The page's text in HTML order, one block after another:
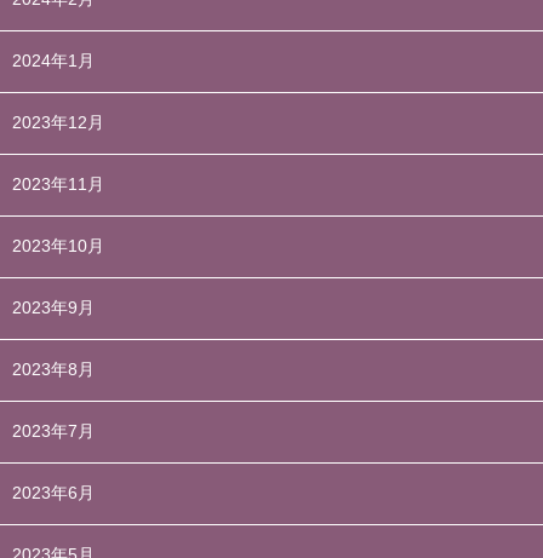
2024年1月
2023年12月
2023年11月
2023年10月
2023年9月
2023年8月
2023年7月
2023年6月